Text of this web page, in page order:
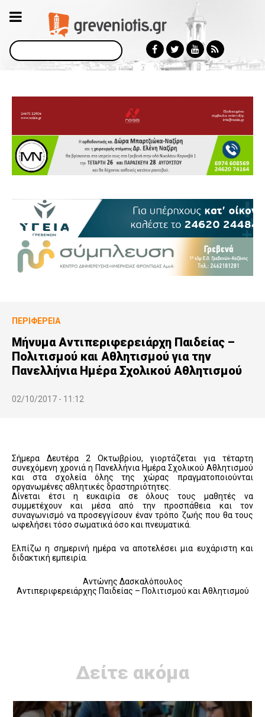
Αναζήτηση
ΠΕΡΙΦΈΡΕΙΑ
Μήνυμα Αντιπεριφερειάρχη Παιδείας –
Πολιτισμού και Αθλητισμού για την
Πανελλήνια Ημέρα Σχολικού Αθλητισμού
02/10/2017 - 11:12
Σήμερα Δευτέρα 2 Οκτωβρίου, γιορτάζεται για τέταρτη
συνεχόμενη χρονιά η Πανελλήνια Ημέρα Σχολικού Αθλητισμού
και στα σχολεία όλης της χώρας πραγματοποιούνται
οργανωμένες αθλητικές δραστηριότητες.
Δίνεται έτσι η ευκαιρία σε όλους τους μαθητές να
συμμετέχουν και μέσα από την προσπάθεια και τον
συναγωνισμό να προσεγγίσουν έναν τρόπο ζωής που θα τους
ωφελήσει τόσο σωματικά όσο και πνευματικά.
Ελπίζω η σημερινή ημέρα να αποτελέσει μια ευχάριστη και
διδακτική εμπειρία.
Αντώνης Δασκαλόπουλος
Αντιπεριφερειάρχης Παιδείας – Πολιτισμού και Αθλητισμού
Δείτε ακόμα